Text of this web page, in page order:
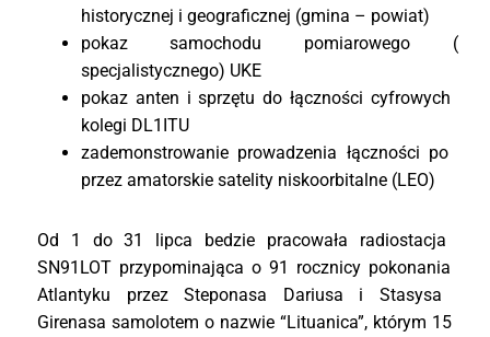
historycznej i geograficznej (gmina – powiat)
pokazsamochodu pomiarowego (
specjalistycznego) UKE
pokaz anten isprzętudo łączności cyfrowych
kolegi DL1ITU
zademonstrowanie prowadzenia łączności po
przez amatorskie satelity niskoorbitalne (LEO)
Od 1 do31 lipca bedzie pracowała radiostacja
SN91LOT przypominająca o 91 rocznicy pokonania
Atlantyku przezSteponasa Dariusa i Stasysa
Girenasasamolotemo nazwie “Lituanica”, którym 15